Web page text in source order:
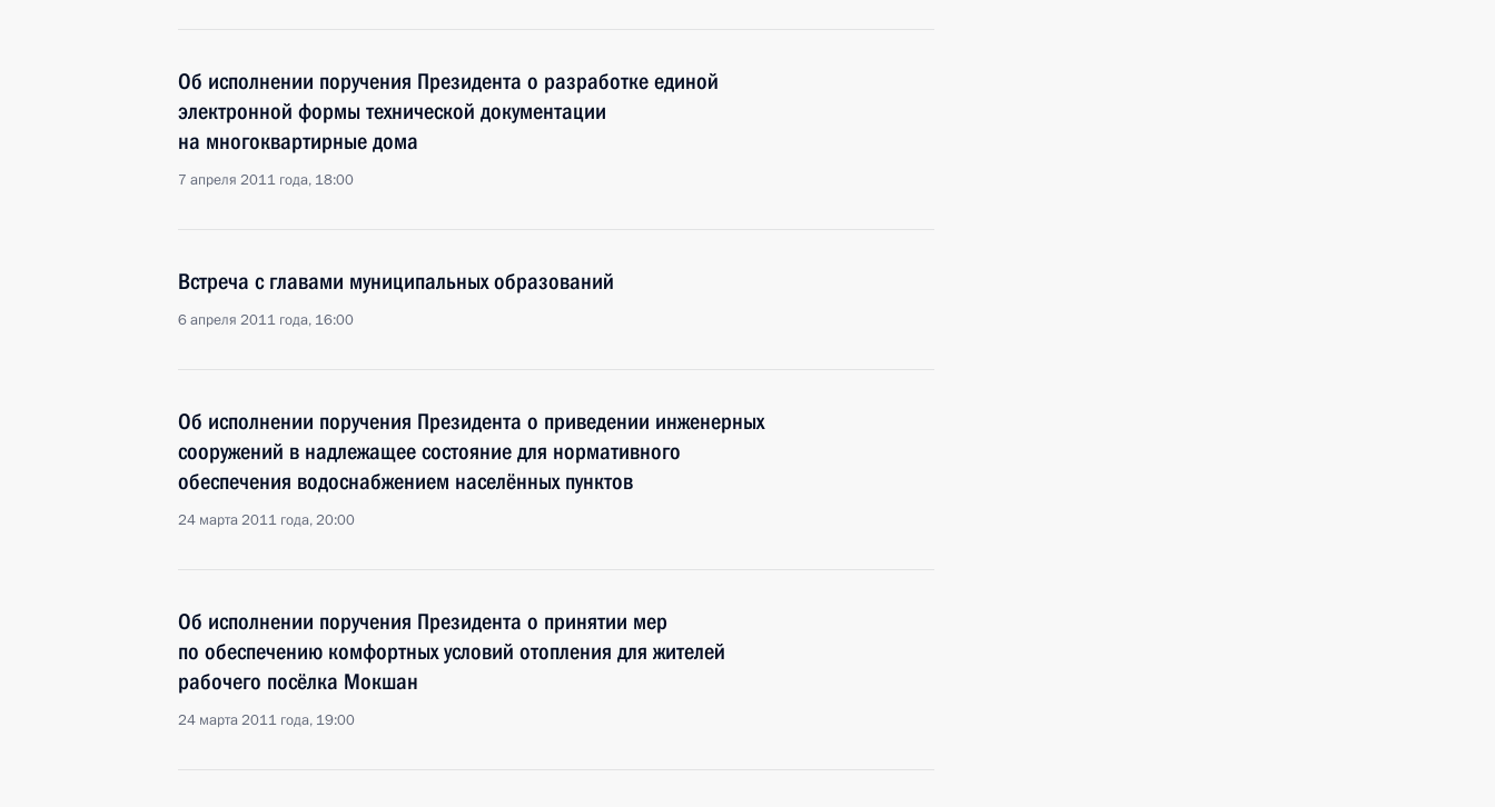
Об исполнении поручения Президента о разработке единой
электронной формы технической документации
на многоквартирные дома
7 апреля 2011 года, 18:00
Встреча с главами муниципальных образований
6 апреля 2011 года, 16:00
Об исполнении поручения Президента о приведении инженерных
сооружений в надлежащее состояние для нормативного
обеспечения водоснабжением населённых пунктов
24 марта 2011 года, 20:00
Об исполнении поручения Президента о принятии мер
по обеспечению комфортных условий отопления для жителей
рабочего посёлка Мокшан
24 марта 2011 года, 19:00